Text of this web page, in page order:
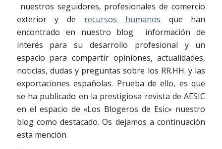
nuestros seguidores, profesionales de comercio
exterior y de recursos humanos que han
encontrado en nuestro blog información de
interés para su desarrollo profesional y un
espacio para compartir opiniones, actualidades,
noticias, dudas y preguntas sobre los RR.HH. y las
exportaciones españolas. Prueba de ello, es que
se ha publicado en la prestigiosa revista de AESIC
en el espacio de «Los Blogeros de Esic» nuestro
blog como destacado. Os dejamos a continuación
esta mención.